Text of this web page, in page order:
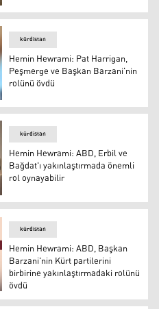
refahını dünyaya
(KDP) Siyasi Büro Üyesi
kürdistan
Hemin Hewrami: Pat Harrigan,
Peşmerge ve Başkan Barzani'nin
rolünü övdü
Amerikan
kürdistan
Hemin Hewrami: ABD, Erbil ve
Bağdat'ı yakınlaştırmada önemli
rol oynayabilir
kürdistan
Hemin Hewrami: ABD, Başkan
Barzani'nin Kürt partilerini
birbirine yakınlaştırmadaki rolünü
övdü